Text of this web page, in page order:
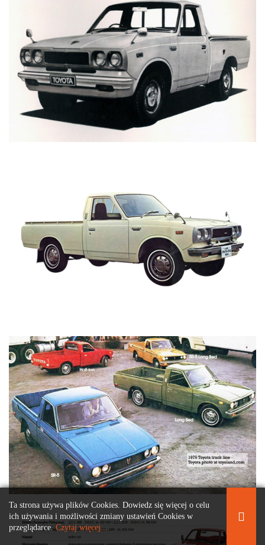
Ta strona używa plików Cookies. Dowiedz się więcej o celu
ich używania i możliwości zmiany ustawień Cookies w
przeglądarce.Czytaj więcej...